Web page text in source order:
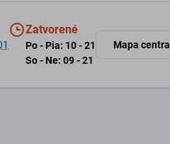
Zatvorené
Po - Pia: 10 - 21
So - Ne: 09 - 21
Mapa centra